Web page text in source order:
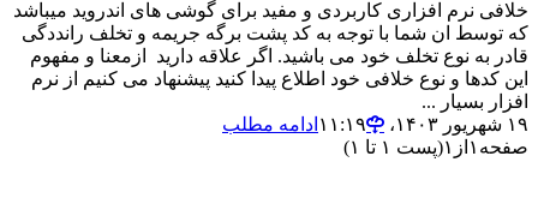
خلافی نرم افزاری کاربردی و مفید برای گوشی های اندروید میباشد
که توسط ان شما با توجه به کد پشت برگه جریمه و تخلف رانددگی
قادر به نوع تخلف خود می باشید. اگر علاقه دارید ازمعنا و مفهوم
این کدها و نوع خلافی خود اطلاع پیدا کنید پیشنهاد می کنیم از نرم
افزار بسیار ...
۱۹ شهریور ۱۴۰۳،‏ ۱۱:۱۹
ادامه مطلب
صفحه ۱ از ۱(پست ۱ تا ۱)